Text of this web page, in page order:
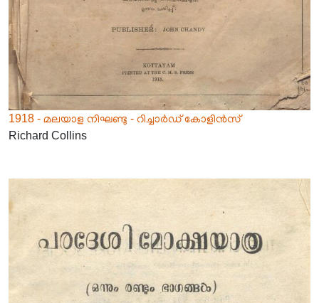
1918 - മലയാള നിഘണ്ടു - റിച്ചാർഡ് കോളിൻസ്
Richard Collins